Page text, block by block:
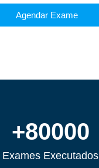
Agendar Exame
Exames Executados
+80000